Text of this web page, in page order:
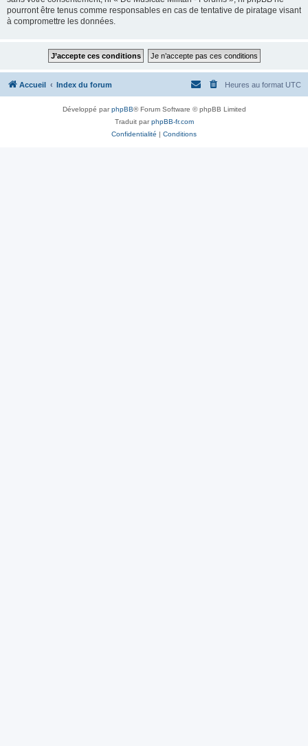
pourront être tenus comme responsables en cas de tentative de piratage visant
à compromettre les données.
Accueil Index du forum Heures au format UTC
Développé parphpBB® Forum Software © phpBB Limited
Traduit parphpBB-fr.com
Confidentialité | Conditions